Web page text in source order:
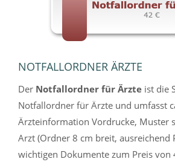
NOTFALLORDNER ÄRZTE
Der Notfallordner für Ärzte ist die
Notfallordner für Ärzte und umfasst
Ärzteinformation Vordrucke, Muster
Arzt (Ordner 8 cm breit, ausreichend
wichtigen Dokumente zum Preis von